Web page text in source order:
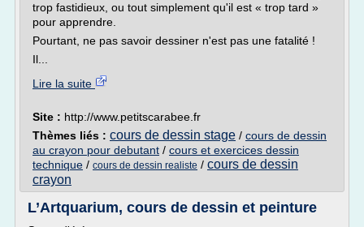
trop fastidieux, ou tout simplement qu'il est « trop tard »
pour apprendre.
Pourtant, ne pas savoir dessiner n'est pas une fatalité !
Il...
Lire la suite
Site : http://www.petitscarabee.fr
Thèmes liés : cours de dessin stage / cours de dessin
au crayon pour debutant / cours et exercices dessin
technique / cours de dessin realiste / cours de dessin
crayon
L’Artquarium, cours de dessin et peinture